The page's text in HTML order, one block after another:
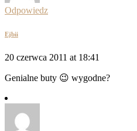
Odpowiedz
Ejbii
20 czerwca 2011 at 18:41
Genialne buty 😉 wygodne?